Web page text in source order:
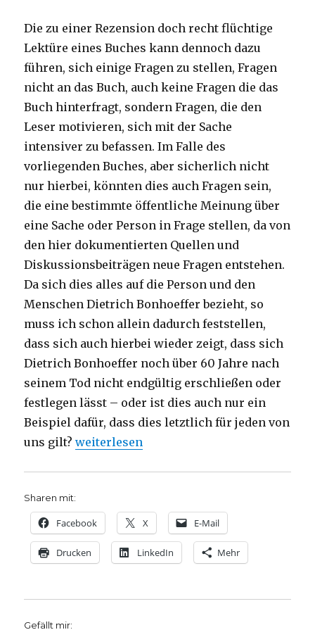
Die zu einer Rezension doch recht flüchtige
Lektüre eines Buches kann dennoch dazu
führen, sich einige Fragen zu stellen, Fragen
nicht an das Buch, auch keine Fragen die das
Buch hinterfragt, sondern Fragen, die den
Leser motivieren, sich mit der Sache
intensiver zu befassen. Im Falle des
vorliegenden Buches, aber sicherlich nicht
nur hierbei, könnten dies auch Fragen sein,
die eine bestimmte öffentliche Meinung über
eine Sache oder Person in Frage stellen, da von
den hier dokumentierten Quellen und
Diskussionsbeiträgen neue Fragen entstehen.
Da sich dies alles auf die Person und den
Menschen Dietrich Bonhoeffer bezieht, so
muss ich schon allein dadurch feststellen,
dass sich auch hierbei wieder zeigt, dass sich
Dietrich Bonhoeffer noch über 60 Jahre nach
seinem Tod nicht endgültig erschließen oder
festlegen lässt – oder ist dies auch nur ein
Beispiel dafür, dass dies letztlich für jeden von
uns gilt?„Beobachtungen zur Biografie Dietrich
weiterlesen
Sharen mit:
Facebook X E-Mail
Drucken LinkedIn Mehr
Gefällt mir: